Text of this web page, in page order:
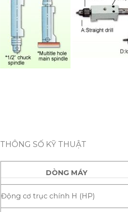
THÔNG SỐ KỸ THUẬT
DÒNG MÁY
Động cơ trục chính H (HP)